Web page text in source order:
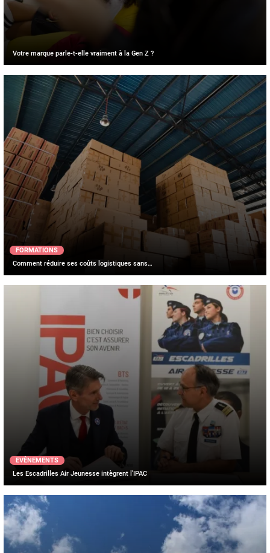
Votre marque parle-t-elle vraiment à la Gen Z ?
FORMATIONS
Comment réduire ses coûts logistiques sans…
EVÈNEMENTS
Les Escadrilles Air Jeunesse intègrent l'IPAC